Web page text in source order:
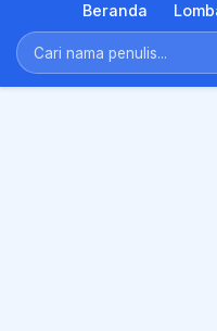
Beranda